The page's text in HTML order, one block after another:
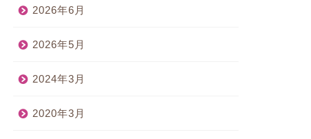
2026年6月
2026年5月
2024年3月
2020年3月